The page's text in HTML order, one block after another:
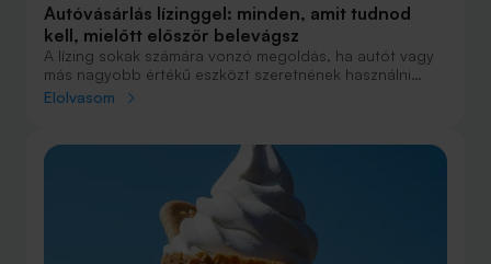
Autóvásárlás lízinggel: minden, amit tudnod
kell, mielőtt először belevágsz
A lízing sokak számára vonzó megoldás, ha autót vagy
más nagyobb értékű eszközt szeretnének használni
anélkül, hogy azt egy összegben ki kellene fizetniük.
fogalmak közül, amelyekkel biztosan találkozol.
Elolvasom